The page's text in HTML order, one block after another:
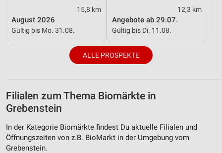
15,8 km
August 2026
Gültig bis Mo. 31.08.
12,3 km
Angebote ab 29.07.
Gültig bis Di. 11.08.
ALLE PROSPEKTE
Filialen zum Thema Biomärkte in
Grebenstein
In der Kategorie Biomärkte findest Du aktuelle Filialen und
Öffnungszeiten von z.B. BioMarkt in der Umgebung vom
Grebenstein.